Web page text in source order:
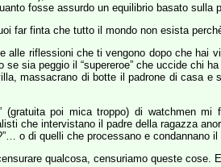
fosse assurdo un equilibrio basato sulla
far finta che tutto il mondo non esista
alle riflessioni che ti vengono dopo che hai
se sia peggio il “supereroe” che uccide chi
massacrano di botte il padrone di casa
(gratuita poi mica troppo) di watchmen
che intervistano il padre della ragazza
o di quelli che processano e condannano
qualcosa, censuriamo queste cose.